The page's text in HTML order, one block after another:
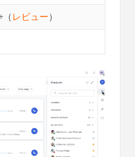
（レビュー）